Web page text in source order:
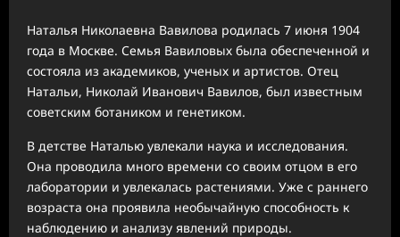
Наталья Николаевна Вавилова родилась 7 июня 1904
года в Москве. Семья Вавиловых была обеспеченной и
состояла из академиков, ученых и артистов. Отец
Натальи, Николай Иванович Вавилов, был известным
советским ботаником и генетиком.
В детстве Наталью увлекали наука и исследования.
Она проводила много времени со своим отцом в его
лаборатории и увлекалась растениями. Уже с раннего
возраста она проявила необычайную способность к
наблюдению и анализу явлений природы.